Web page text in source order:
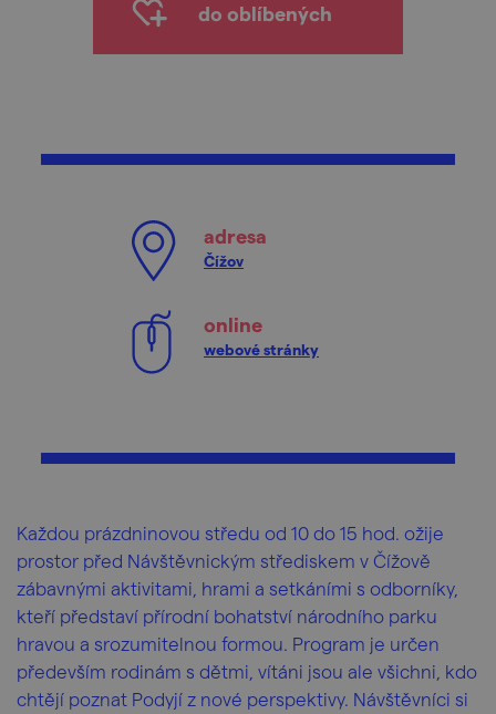
do oblíbených
adresa
Čížov
online
webové stránky
Každou prázdninovou středu od 10 do 15 hod. ožije
prostor před Návštěvnickým střediskem v Čížově
zábavnými aktivitami, hrami a setkáními s odborníky,
kteří představí přírodní bohatství národního parku
hravou a srozumitelnou formou. Program je určen
především rodinám s dětmi, vítáni jsou ale všichni, kdo
chtějí poznat Podyjí z nové perspektivy. Návštěvníci si